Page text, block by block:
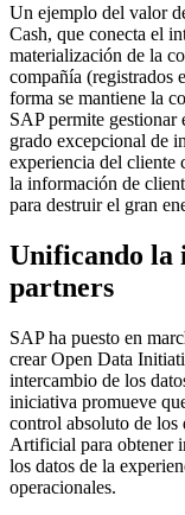
Un ejemplo del valor
Cash, que conecta el
materialización de la
compañía (registrados
forma se mantiene la
SAP permite
grado excepcional de
experiencia del cliente
la información de
para destruir el gran
Unificando la
partners
SAP ha puesto en
crear Open Data
intercambio de los
iniciativa promueve
control absoluto de los
Artificial para obtener
los datos de la
operacionales.